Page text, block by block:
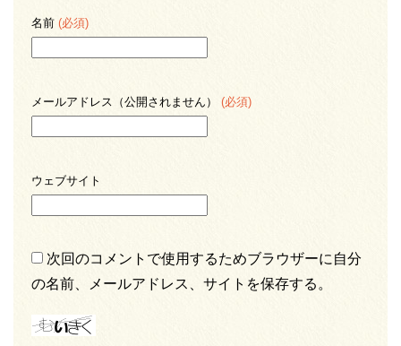
名前 (必須)
メールアドレス（公開されません） (必須)
ウェブサイト
次回のコメントで使用するためブラウザーに自分
の名前、メールアドレス、サイトを保存する。